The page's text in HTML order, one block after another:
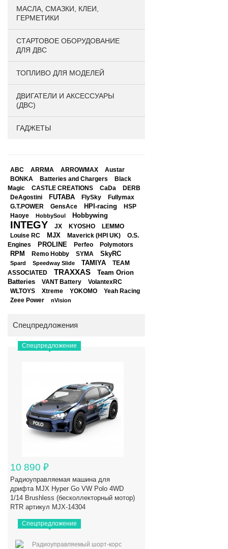
МАСЛА, СМАЗКИ, КЛЕИ,
ГЕРМЕТИКИ
СТАРТОВОЕ ОБОРУДОВАНИЕ
ДЛЯ ДВС
ТОПЛИВО ДЛЯ МОДЕЛЕЙ
ДВИГАТЕЛИ И АКСЕССУАРЫ
(ДВС)
ГАДЖЕТЫ
ABC ARRMA ARROWMAX Austar
BONKA Batteries and Chargers
Black
Magic
CASTLE CREATIONS CaDa DERB
DeAgostini FUTABA FlySky Fullymax
G.T.POWER GensAce HPI-racing
HSP
Haoye
HobbySoul Hobbywing
INTEGY JX KYOSHO
LEMMO
Louise RC
MJX Maverick (HPI UK)
O.S.
Engines
PROLINE Perfeo Polymotors
RPM Remo Hobby SYMA SkyRC
Spard Speedway Slide TAMIYA
TEAM
ASSOCIATED
TRAXXAS
Team Orion
Batteries
VANT Battery VolantexRC
WLTOYS Xtreme YOKOMO Yeah Racing
Zeee Power nVision
Спецпредложения
Спецпредложение
10 890 ₽
Радиоуправляемая машина для
дрифта MJX Hyper Go VW Polo 4WD
1/14 Brushless (бесколлекторный мотор)
RTR артикул MJX-14304
Спецпредложение